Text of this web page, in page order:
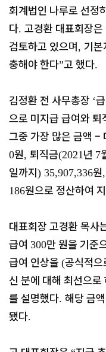
회계법인 나루로 선정
다. 고경환 대표회장은
검토하고 있으며, 기본
충해야 한다”고 했다.
김정환 전 사무총장 ‘
으로 미지급 급여와 퇴
그중 가장 많은 금액 –
0원, 퇴직금(2021 년 7
일까지) 35,907,336원,
186원으로 정산하여
대표회장 고경환 목사
급여 300만 원을 기준
급여 인상을 (공식적으
신 분에 대해 최선으
를 설명했다. 해당 금
됐다.